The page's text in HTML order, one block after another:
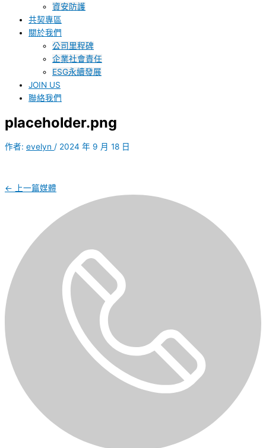
資安防護
共契專區
關於我們
公司里程碑
企業社會責任
ESG永續發展
JOIN US
聯絡我們
placeholder.png
作者: evelyn / 2024 年 9 月 18 日
← 上一篇媒體